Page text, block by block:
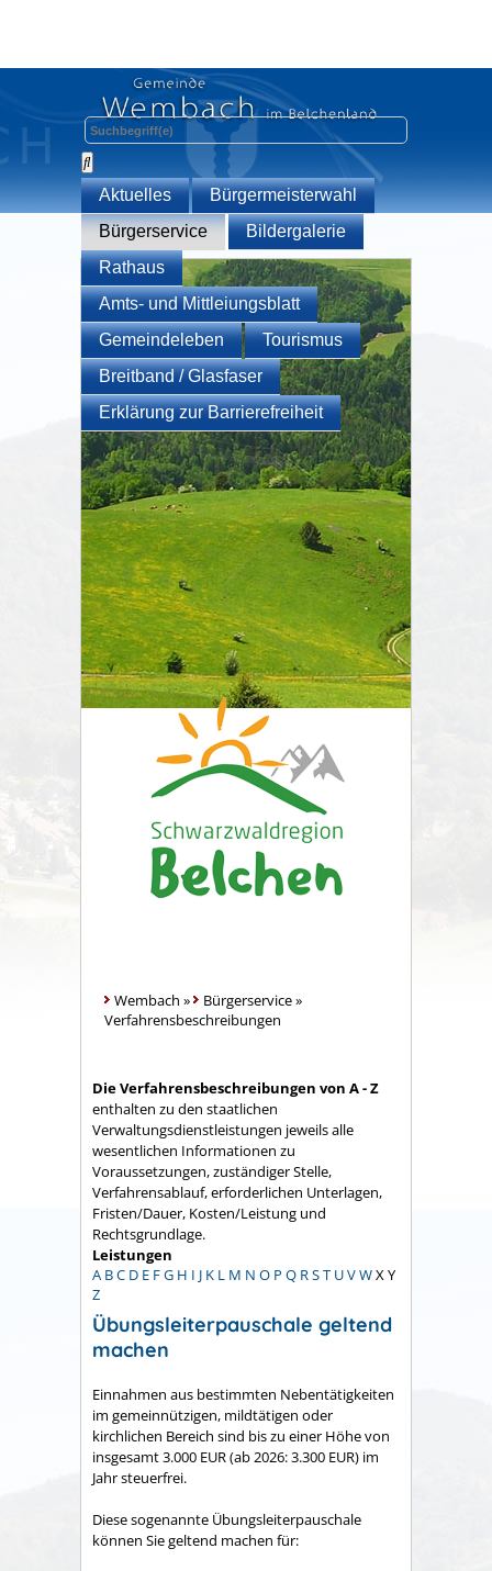
Aktuelles
Bürgermeisterwahl
Bürgerservice
Bildergalerie
Rathaus
Amts- und Mittleiungsblatt
Gemeindeleben
Tourismus
Breitband / Glasfaser
Erklärung zur Barrierefreiheit
Wembach » Bürgerservice»
Verfahrensbeschreibungen
Die Verfahrensbeschreibungen von A - Z
enthalten zu den staatlichen
Verwaltungsdienstleistungen jeweils alle
wesentlichen Informationen zu
Voraussetzungen, zuständiger Stelle,
Verfahrensablauf, erforderlichen Unterlagen,
Fristen/Dauer, Kosten/Leistung und
Rechtsgrundlage.
Leistungen
A BC D E FG H I J K L M N O P Q RST UVWX Y
Z
Übungsleiterpauschale geltend
machen
Einnahmen aus bestimmten Nebentätigkeiten
im gemeinnützigen, mildtätigen oder
kirchlichen Bereich sind bis zu einer Höhe von
insgesamt 3.000 EUR (ab 2026: 3.300 EUR) im
Jahr steuerfrei.
Diese sogenannte Übungsleiterpauschale
können Sie geltend machen für: